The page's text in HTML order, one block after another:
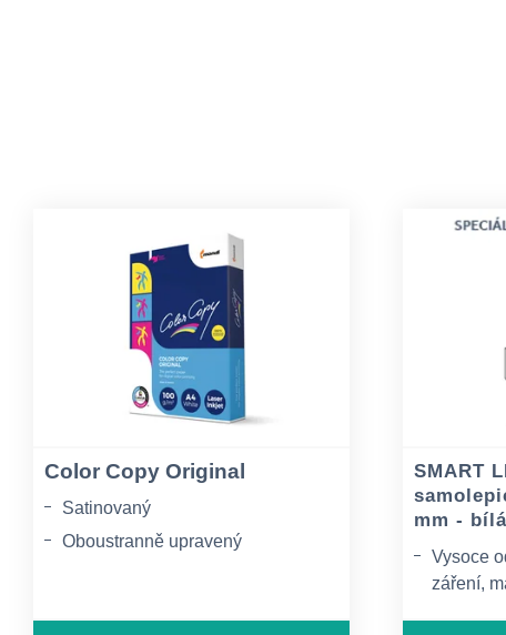
Color Copy Original
Satinovaný
Oboustranně upravený
SMART
mm -
Vysoce
záření,